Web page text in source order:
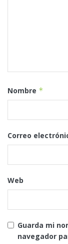
Nombre *
Correo
Web
Guarda mi
navegador